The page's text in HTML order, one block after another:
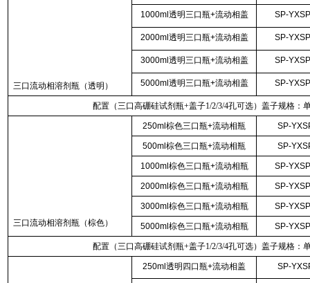
三口流动相溶剂瓶（透明）
1000ml透明三口瓶+流动相盖 SP-
2000ml透明三口瓶+流动相盖 SP-
3000ml透明三口瓶+流动相盖 SP-
5000ml透明三口瓶+流动相盖 SP-
配置（三口高硼硅试剂瓶+盖子1/2/3/4孔可选）盖子规格：
三口流动相溶剂瓶（棕色）
250ml棕色三口瓶+流动相瓶 SP-
500ml棕色三口瓶+流动相瓶 SP-
1000ml棕色三口瓶+流动相瓶 SP-
2000ml棕色三口瓶+流动相瓶 SP-
3000ml棕色三口瓶+流动相瓶 SP-
5000ml棕色三口瓶+流动相瓶 SP-
配置（三口高硼硅试剂瓶+盖子1/2/3/4孔可选）盖子规格：
250ml透明四口瓶+流动相盖 SP-